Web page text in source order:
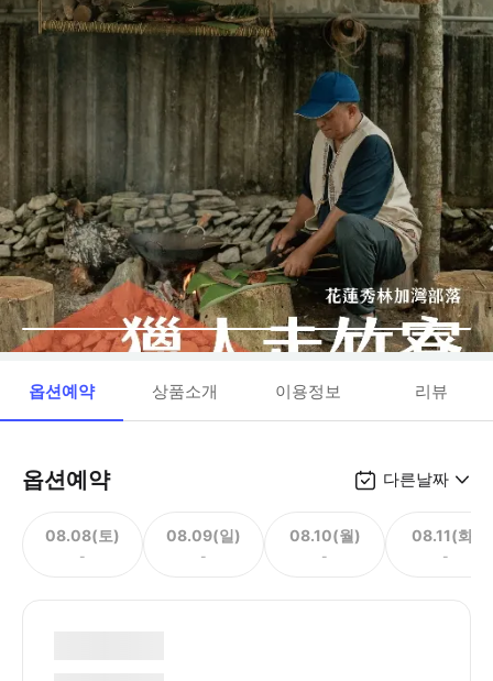
옵션예약 상품소개 이용정보 리뷰
옵션예약 다른날짜
08.08(토)
-
08.09(일)
-
08.10(월)
-
08.11(화)
-